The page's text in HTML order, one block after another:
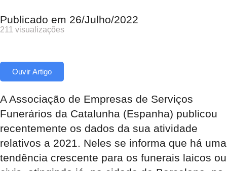
Publicado em 26/Julho/2022
211 visualizações
Ouvir Artigo
A Associação de Empresas de Serviços
Funerários da Catalunha (Espanha) publicou
recentemente os dados da sua atividade
relativos a 2021. Neles se informa que há uma
tendência crescente para os funerais laicos ou